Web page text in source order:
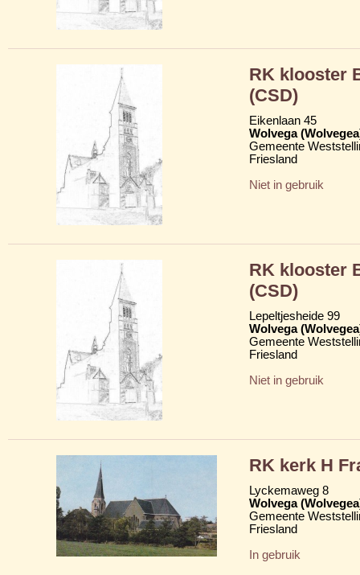
RK klooster
(CSD)
Eikenlaan 45
Wolvega
Gemeente
Friesland
Niet in gebruik
RK klooster
(CSD)
Lepeltjesheide 99
Wolvega
Gemeente
Friesland
Niet in gebruik
RK kerk H
Lyckemaweg 8
Wolvega
Gemeente
Friesland
In gebruik